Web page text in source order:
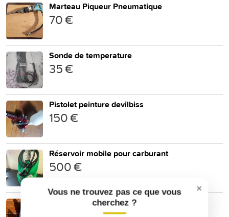
Marteau Piqueur Pneumatique
70 €
Sonde de temperature
35 €
Pistolet peinture devilbiss
150 €
Réservoir mobile pour carburant
500 €
Anémomètre de poche
×
Vous ne trouvez pas ce que vous
cherchez ?